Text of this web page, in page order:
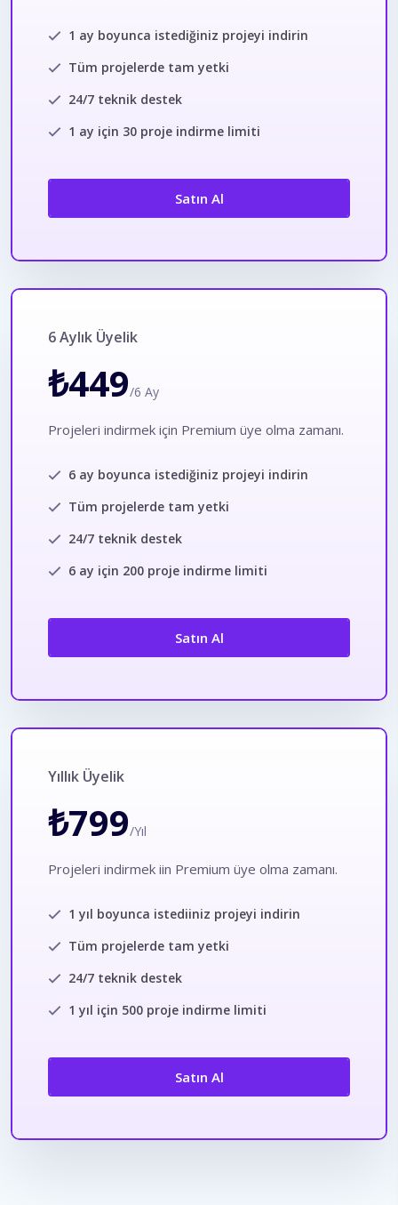
1 ay boyunca istediğiniz projeyi indirin
Tüm projelerde tam yetki
24/7 teknik destek
1 ay için 30 proje indirme limiti
Satın Al
6 Aylık Üyelik
₺449/6 Ay
Projeleri indirmek için Premium üye olma zamanı.
6 ay boyunca istediğiniz projeyi indirin
Tüm projelerde tam yetki
24/7 teknik destek
6 ay için 200 proje indirme limiti
Satın Al
Yıllık Üyelik
₺799/Yıl
Projeleri indirmek iin Premium üye olma zamanı.
1 yıl boyunca istediiniz projeyi indirin
Tüm projelerde tam yetki
24/7 teknik destek
1 yıl için 500 proje indirme limiti
Satın Al